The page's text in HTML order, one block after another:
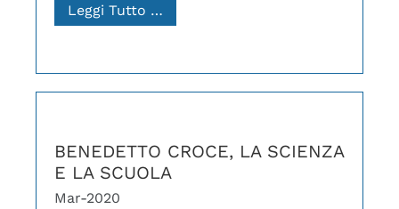
Leggi Tutto …
BENEDETTO CROCE, LA SCIENZA
E LA SCUOLA
Mar-2020